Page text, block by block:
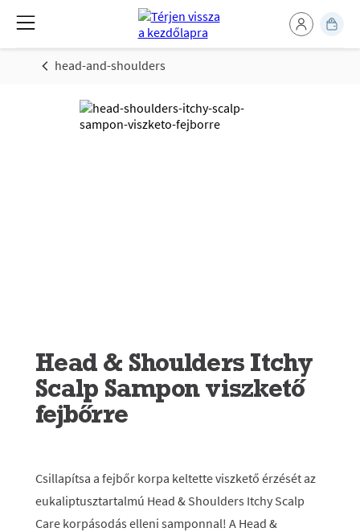
head-and-shoulders
Head & Shoulders Itchy
Scalp Sampon viszkető
fejbőrre
Csillapítsa a fejbőr korpa keltette viszkető érzését az
eukaliptusztartalmú Head & Shoulders Itchy Scalp
Care korpásodás elleni samponnal! A Head &